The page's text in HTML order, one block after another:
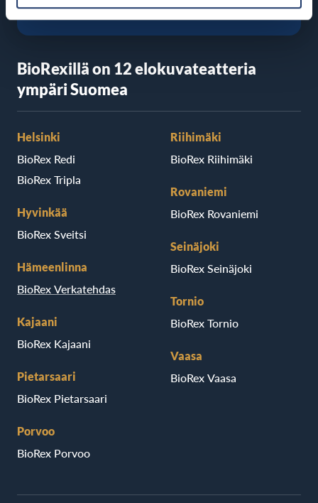
BioRexillä on 12 elokuvateatteria
ympäri Suomea
Helsinki
BioRex Redi
BioRex Tripla
Hyvinkää
BioRex Sveitsi
Hämeenlinna
BioRex Verkatehdas
Kajaani
BioRex Kajaani
Pietarsaari
BioRex Pietarsaari
Porvoo
BioRex Porvoo
Riihimäki
BioRex Riihimäki
Rovaniemi
BioRex Rovaniemi
Seinäjoki
BioRex Seinäjoki
Tornio
BioRex Tornio
Vaasa
BioRex Vaasa